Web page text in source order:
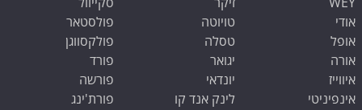
אודי
אופל
אורה
איווייז
אינפיניטי
טויוטה
טסלה
יגואר
יונדאי
לינק אנד קו
פולסטאר
פולקסווגן
פורד
פורשה
פורת'ינג